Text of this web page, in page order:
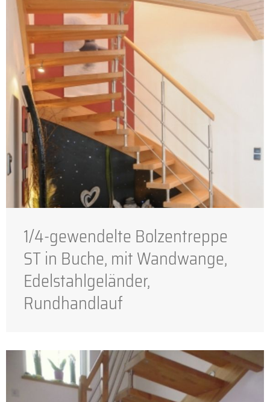
1/4-gewendelte Bolzentreppe
ST in Buche, mit Wandwange,
Edelstahlgeländer,
Rundhandlauf